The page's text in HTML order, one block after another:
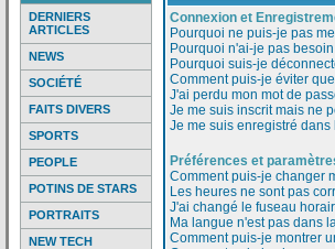
DERNIERS
ARTICLES
NEWS
SOCIÉTÉ
FAITS DIVERS
SPORTS
PEOPLE
POTINS DE STARS
PORTRAITS
NEW TECH
Connexion et
Pourquoi ne puis-je pas
Pourquoi n'ai-je pas
Pourquoi suis-je
Comment puis-je éviter
J'ai perdu mon mot de
Je me suis inscrit mais ne
Je me suis enregistré
Préférences et
Comment puis-je changer
Les heures ne sont pas
J'ai changé le fuseau
Ma langue n'est pas dans
Comment puis-je montrer